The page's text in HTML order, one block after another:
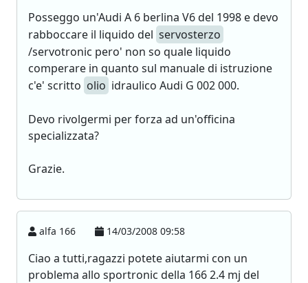
Posseggo un'Audi A 6 berlina V6 del 1998 e devo
rabboccare il liquido del servosterzo
/servotronic pero' non so quale liquido
comperare in quanto sul manuale di istruzione
c'e' scritto olio idraulico Audi G 002 000.
Devo rivolgermi per forza ad un'officina
specializzata?
Grazie.
alfa 166 14/03/2008 09:58
Ciao a tutti,ragazzi potete aiutarmi con un
problema allo sportronic della 166 2.4 mj del